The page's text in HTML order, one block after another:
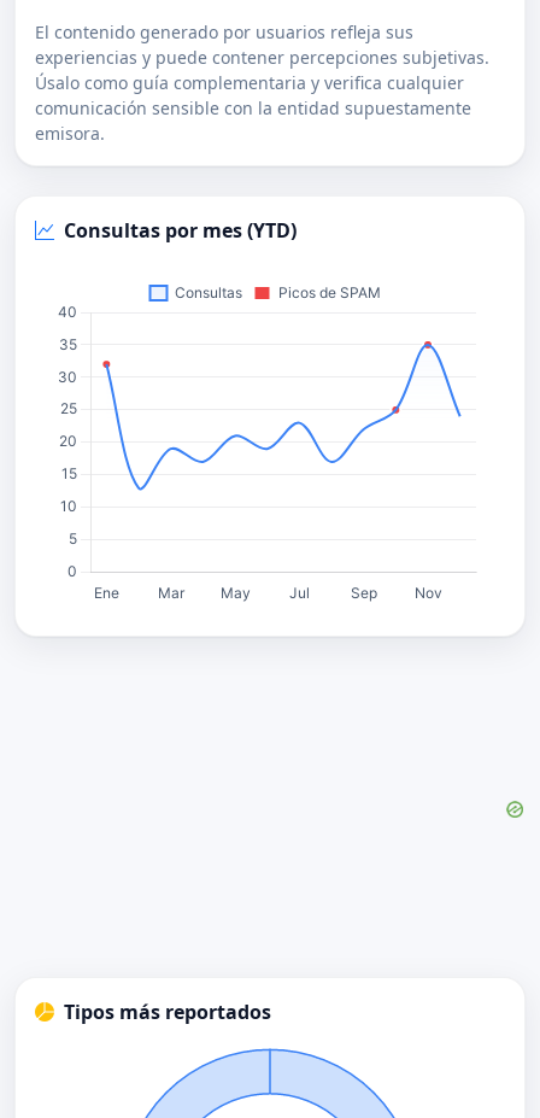
El contenido generado por usuarios refleja sus
experiencias y puede contener percepciones subjetivas.
Úsalo como guía complementaria y verifica cualquier
comunicación sensible con la entidad supuestamente
emisora.
Consultas por mes (YTD)
Tipos más reportados